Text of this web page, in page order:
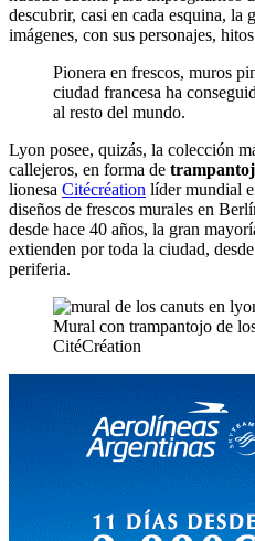
descubrir, casi en cada esquina, la
imágenes, con sus personajes,
Pionera en frescos, muros
ciudad francesa ha
al resto del mundo.
Lyon posee, quizás, la colección
callejeros, en forma de
lionesa Citécréation líder mundial
diseños de frescos murales en
desde hace 40 años, la gran
extienden por toda la ciudad,
periferia.
Mural con trampantojo de
CitéCréation